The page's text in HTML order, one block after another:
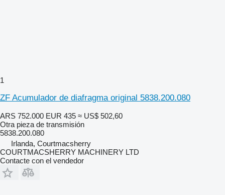
1
ZF Acumulador de diafragma original 5838.200.080
ARS 752.000 EUR 435 ≈ US$ 502,60
Otra pieza de transmisión
5838.200.080
Irlanda, Courtmacsherry
COURTMACSHERRY MACHINERY LTD
Contacte con el vendedor